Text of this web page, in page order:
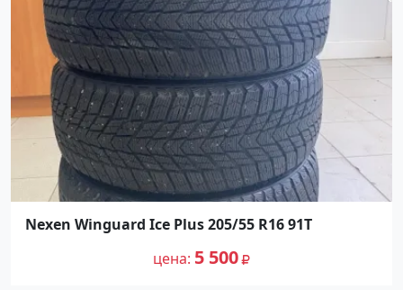
Nexen Winguard Ice Plus 205/55 R16 91T
цена 5 500